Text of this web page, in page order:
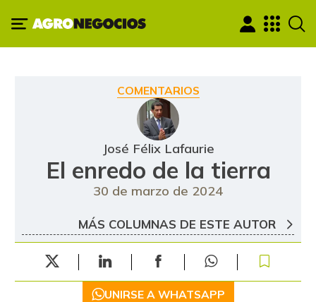
COMENTARIOS
José Félix Lafaurie
El enredo de la tierra
30 de marzo de 2024
MÁS COLUMNAS DE ESTE AUTOR
UNIRSE A WHATSAPP